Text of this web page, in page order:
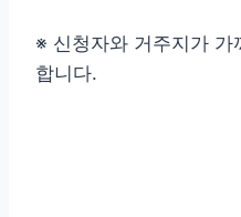
※ 신청자와 거주지가 가
합니다.